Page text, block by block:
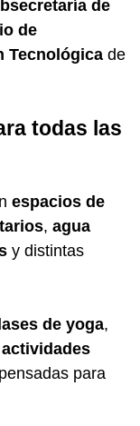
de
de
Tecnológica de
todas las
espacios de
, agua
y distintas
de yoga,
actividades
para